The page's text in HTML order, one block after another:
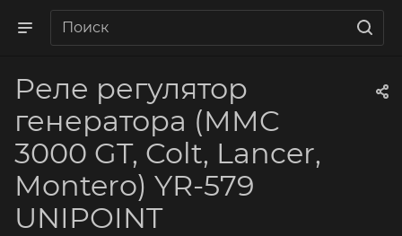
Реле регулятор
генератора (MMC
3000 GT, Colt, Lancer,
Montero) YR-579
UNIPOINT